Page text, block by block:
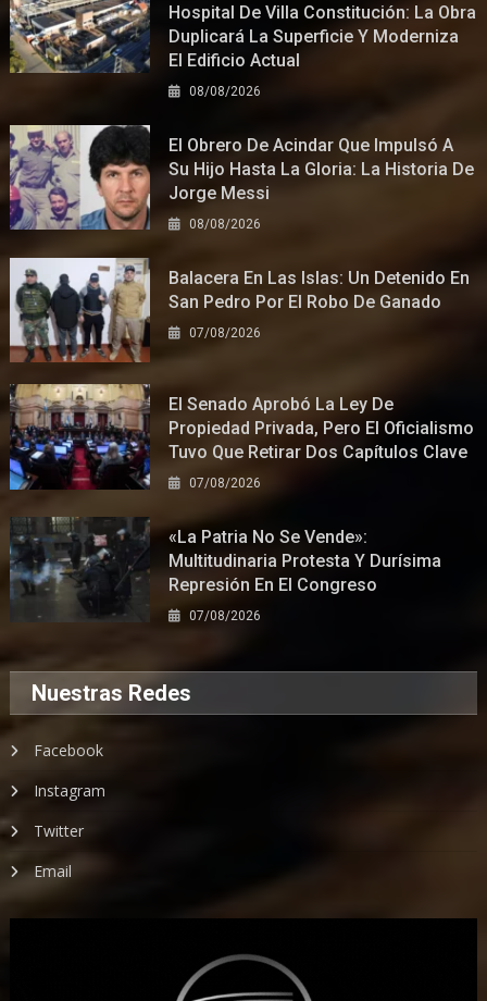
Hospital De Villa Constitución: La Obra
Duplicará La Superficie Y Moderniza
El Edificio Actual
08/08/2026
El Obrero De Acindar Que Impulsó A
Su Hijo Hasta La Gloria: La Historia De
Jorge Messi
08/08/2026
Balacera En Las Islas: Un Detenido En
San Pedro Por El Robo De Ganado
07/08/2026
El Senado Aprobó La Ley De
Propiedad Privada, Pero El Oficialismo
Tuvo Que Retirar Dos Capítulos Clave
07/08/2026
«La Patria No Se Vende»:
Multitudinaria Protesta Y Durísima
Represión En El Congreso
07/08/2026
Nuestras Redes
Facebook
Instagram
Twitter
Email